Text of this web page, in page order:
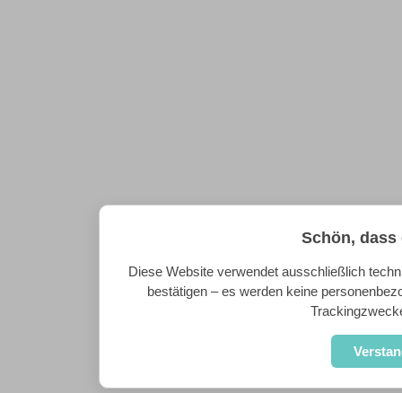
Schön, dass
Diese Website verwendet ausschließlich
bestätigen – es werden keine